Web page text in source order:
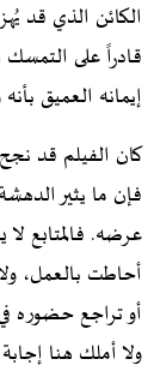
الكائن الذي قد
قادراً على
إيمانه العميق
كان الفيلم قد
فإن ما يثير
عرضه. فالمتابع
أحاطت بالعمل،
أو تراجع حضوره
ولا أملك هنا